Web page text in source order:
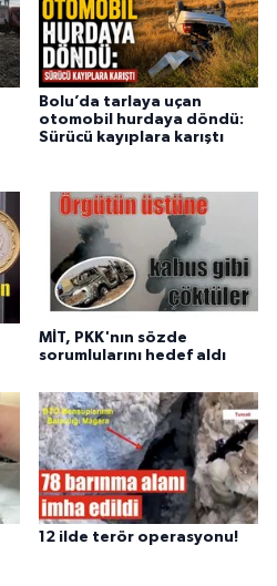
Bolu’da tarlaya uçan
otomobil hurdaya döndü:
Sürücü kayıplara karıştı
MİT, PKK'nın sözde
sorumlularını hedef aldı
12 ilde terör operasyonu!